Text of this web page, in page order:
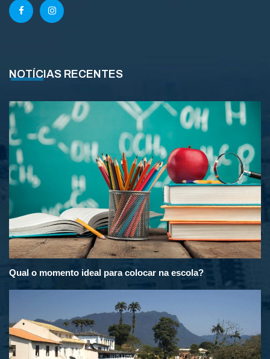
NOTÍCIAS RECENTES
Qual o momento ideal para colocar na escola?